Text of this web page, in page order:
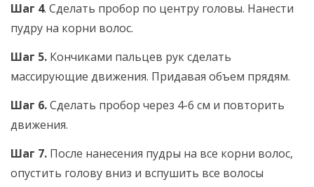
Шаг 4. Сделать пробор по центру головы. Нанести
пудру на корни волос.
Шаг 5. Кончиками пальцев рук сделать
массирующие движения. Придавая объем прядям.
Шаг 6.Сделать пробор через 4-6 см и повторить
движения.
Шаг 7. После нанесения пудры на все корни волос,
опустить голову вниз и вспушить все волосы